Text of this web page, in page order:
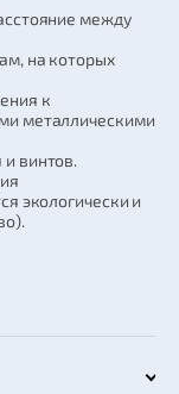
между
на которых
к
металлическими
винтов.
экологически и